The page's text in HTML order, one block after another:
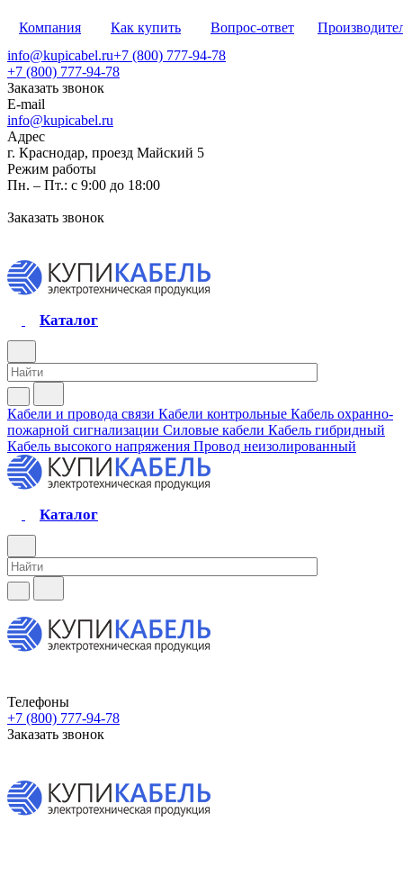
Компания Как купить Вопрос-ответ
info@kupicabel.ru+7 (800) 777-94-78
+7 (800) 777-94-78
Заказать звонок
E-mail
info@kupicabel.ru
Адрес
г. Краснодар, проезд Майский 5
Режим работы
Пн. – Пт.: с 9:00 до 18:00
Заказать звонок
Каталог
Кабели и провода связи Кабели контрольные Кабель охранно-
пожарной сигнализации Силовые кабели Кабель гибридный
Кабель высокого напряжения Провод неизолированный
Каталог
Телефоны
+7 (800) 777-94-78
Заказать звонок